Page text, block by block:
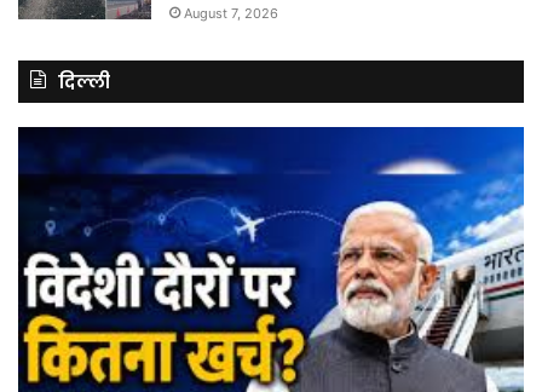
August 7, 2026
दिल्ली